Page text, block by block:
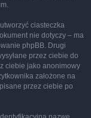
ciasteczka
nie dotyczy – ma
phpBB. Drugi
przez ciebie do
ciebie jako anonimowy
założone na
przez ciebie po